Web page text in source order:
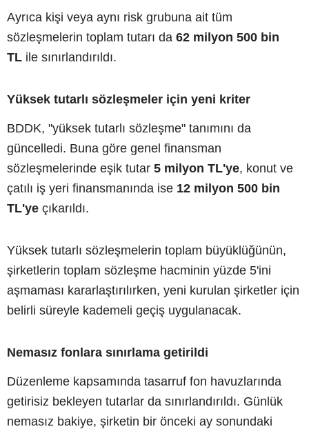
Ayrıca kişi veya aynı risk grubuna ait tüm
sözleşmelerin toplam tutarı da 62 milyon 500 bin
TL ile sınırlandırıldı.
Yüksek tutarlı sözleşmeler için yeni kriter
BDDK, "yüksek tutarlı sözleşme" tanımını da
güncelledi. Buna göre genel finansman
sözleşmelerinde eşik tutar 5 milyon TL'ye, konut ve
çatılı iş yeri finansmanında ise 12 milyon 500 bin
TL'ye çıkarıldı.
Yüksek tutarlı sözleşmelerin toplam büyüklüğünün,
şirketlerin toplam sözleşme hacminin yüzde 5'ini
aşmaması kararlaştırılırken, yeni kurulan şirketler için
belirli süreyle kademeli geçiş uygulanacak.
Nemasız fonlara sınırlama getirildi
Düzenleme kapsamında tasarruf fon havuzlarında
getirisiz bekleyen tutarlar da sınırlandırıldı. Günlük
nemasız bakiye, şirketin bir önceki ay sonundaki